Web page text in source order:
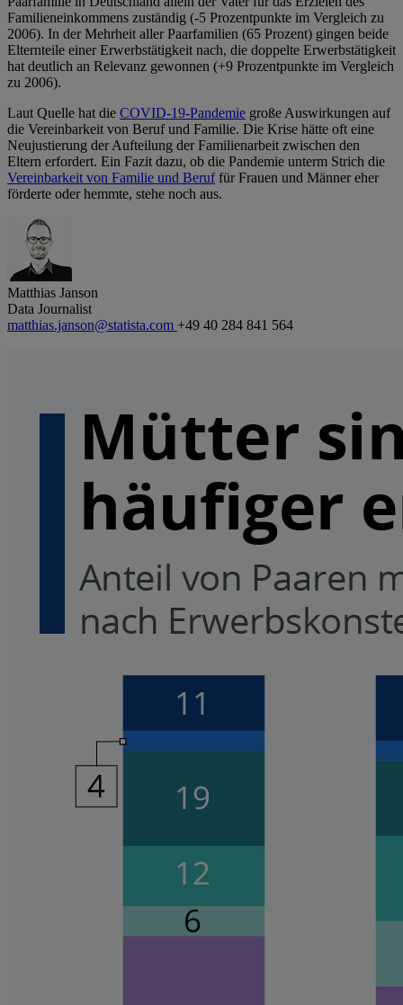
Familieneinkommens zuständig (-5 Prozentpunkte im Vergleich zu
2006). In der Mehrheit aller Paarfamilien (65 Prozent) gingen beide
Elternteile einer Erwerbstätigkeit nach, die doppelte Erwerbstätigkeit
hat deutlich an Relevanz gewonnen (+9 Prozentpunkte im Vergleich
zu 2006).
Laut Quelle hat die COVID-19-Pandemie große Auswirkungen auf
die Vereinbarkeit von Beruf und Familie. Die Krise hätte oft eine
Neujustierung der Aufteilung der Familienarbeit zwischen den
Eltern erfordert. Ein Fazit dazu, ob die Pandemie unterm Strich die
Vereinbarkeit von Familie und Beruffür Frauen und Männer eher
förderte oder hemmte, stehe noch aus.
Matthias Janson
Data Journalist
matthias.janson@statista.com +49 40 284 841 564